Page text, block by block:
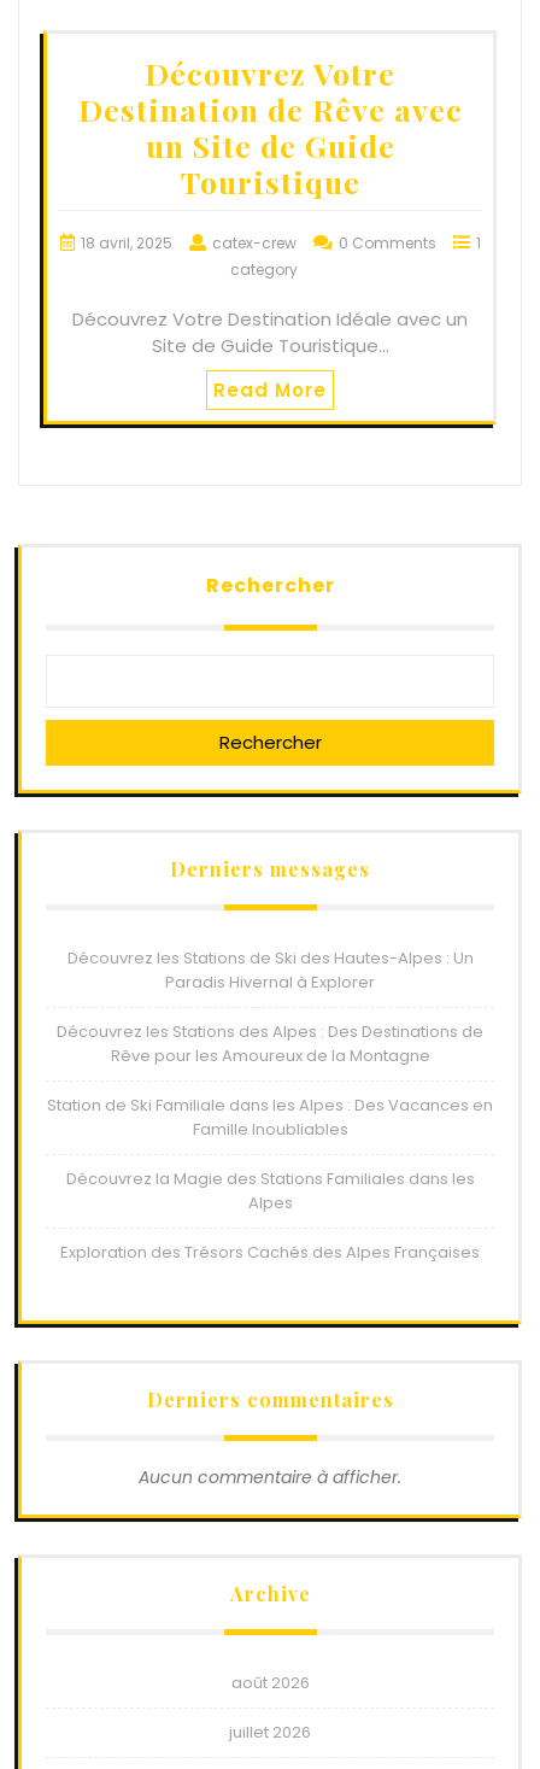
Découvrez Votre
Destination de Rêve avec
un Site de Guide
Touristique
18 avril, 2025 catex-crew 0 Comments
1
category
Découvrez Votre Destination Idéale avec un
Site de Guide Touristique…
Read More
Rechercher
Rechercher
Derniers messages
Découvrez les Stations de Ski des Hautes-Alpes : Un
Paradis Hivernal à Explorer
Découvrez les Stations des Alpes : Des Destinations de
Rêve pour les Amoureux de la Montagne
Station de Ski Familiale dans les Alpes : Des Vacances en
Famille Inoubliables
Découvrez la Magie des Stations Familiales dans les
Alpes
Exploration des Trésors Cachés des Alpes Françaises
Derniers commentaires
Aucun commentaire à afficher.
Archive
août 2026
juillet 2026